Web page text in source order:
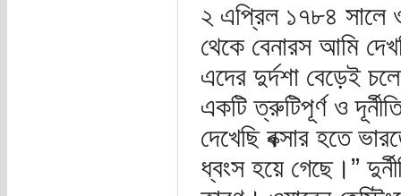
২ এপ্রিল ১৭৮৪ সালে
থেকে বেনারস আমি
এদের দুর্দশা বেড়েই
একটি ত্রুটিপূর্ণ ও
দেখেছি বক্সার হতে
ধ্বংস হয়ে গেছে।”